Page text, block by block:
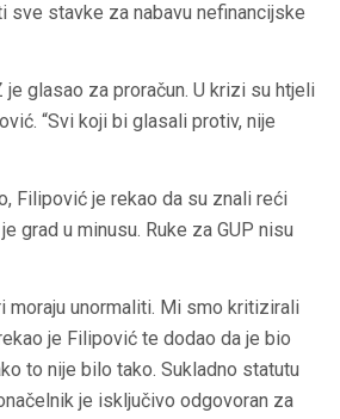
sve stavke za nabavu nefinancijske
je glasao za proračun. U krizi su htjeli
“Svi koji bi glasali protiv, nije
Filipović je rekao da su znali reći
grad u minusu. Ruke za GUP nisu
moraju unormaliti. Mi smo kritizirali
je Filipović te dodao da je bio
to nije bilo tako. Sukladno statutu
je isključivo odgovoran za